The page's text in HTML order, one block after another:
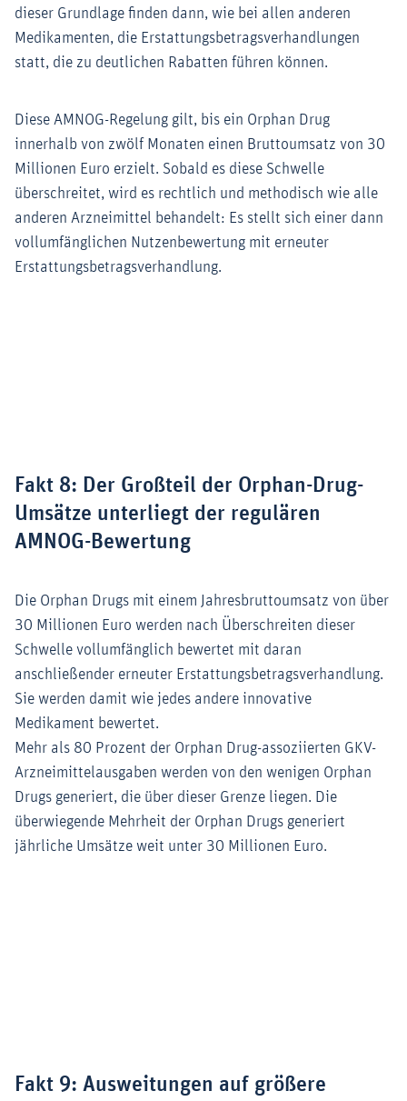
dieser Grundlage finden dann, wie bei allen anderen
Medikamenten, die Erstattungsbetragsverhandlungen
statt, die zu deutlichen Rabatten führen können.
Diese AMNOG-Regelung gilt, bis ein Orphan Drug
innerhalb von zwölf Monaten einen Bruttoumsatz von 30
Millionen Euro erzielt. Sobald es diese Schwelle
überschreitet, wird es rechtlich und methodisch wie alle
anderen Arzneimittel behandelt: Es stellt sich einer dann
vollumfänglichen Nutzenbewertung mit erneuter
Erstattungsbetragsverhandlung.
Fakt 8: Der Großteil der Orphan-Drug-
Umsätze unterliegt der regulären
AMNOG-Bewertung
Die Orphan Drugs mit einem Jahresbruttoumsatz von über
30 Millionen Euro werden nach Überschreiten dieser
Schwelle vollumfänglich bewertet mit daran
anschließender erneuter Erstattungsbetragsverhandlung.
Sie werden damit wie jedes andere innovative
Medikament bewertet.
Mehr als 80 Prozent der Orphan Drug-assoziierten GKV-
Arzneimittelausgaben werden von den wenigen Orphan
Drugs generiert, die über dieser Grenze liegen. Die
überwiegende Mehrheit der Orphan Drugs generiert
jährliche Umsätze weit unter 30 Millionen Euro.
Fakt 9: Ausweitungen auf größere